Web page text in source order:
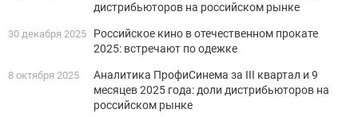
дистрибьюторов на российском рынке
30 декабря 2025
Российское кино в отечественном прокате
2025: встречают по одежке
8 октября 2025
Аналитика ПрофиСинема за III квартал и 9
месяцев 2025 года: доли дистрибьюторов на
российском рынке